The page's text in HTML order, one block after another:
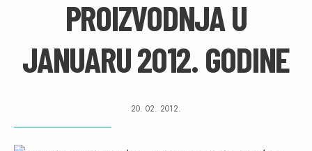
PROIZVODNJA U
JANUARU 2012. GODINE
20. 02. 2012.